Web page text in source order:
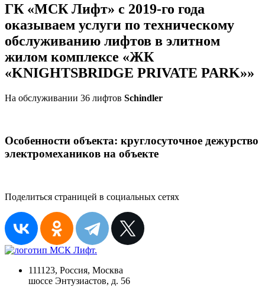
ГК «МСК Лифт» с 2019-го года
оказываем услуги по техническому
обслуживанию лифтов в элитном
жилом комплексе «ЖК
«KNIGHTSBRIDGE PRIVATE PARK»»
На обслуживании 36 лифтов Schindler
Особенности объекта: круглосуточное дежурство
электромехаников на объекте
Поделиться страницей в социальных сетях
111123, Россия, Москва
шоссе Энтузиастов, д. 56